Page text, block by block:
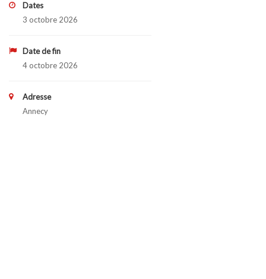
Dates
3 octobre 2026
Date de fin
4 octobre 2026
Adresse
Annecy